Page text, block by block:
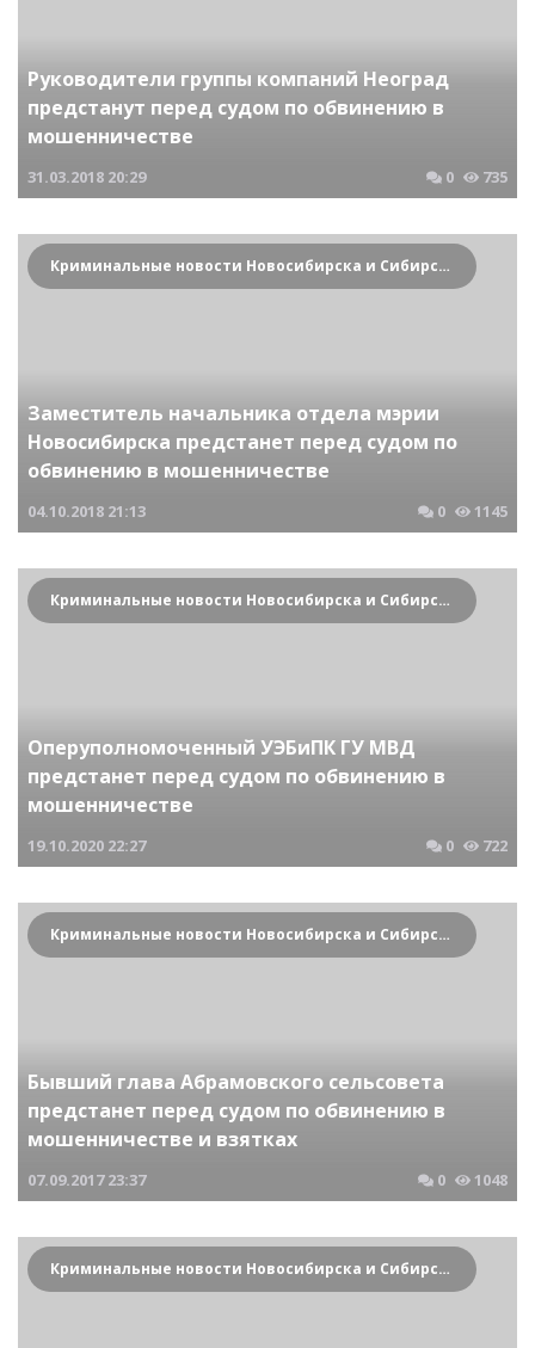
Руководители группы компаний Неоград
предстанут перед судом по обвинению в
мошенничестве
31.03.2018 20:29 0 735
Криминальные новости Новосибирска и Сибирского региона
Заместитель начальника отдела мэрии
Новосибирска предстанет перед судом по
обвинению в мошенничестве
04.10.2018 21:13 0 1145
Криминальные новости Новосибирска и Сибирского региона
Оперуполномоченный УЭБиПК ГУ МВД
предстанет перед судом по обвинению в
мошенничестве
19.10.2020 22:27 0 722
Криминальные новости Новосибирска и Сибирского региона
Бывший глава Абрамовского сельсовета
предстанет перед судом по обвинению в
мошенничестве и взятках
07.09.2017 23:37 0 1048
Криминальные новости Новосибирска и Сибирского региона